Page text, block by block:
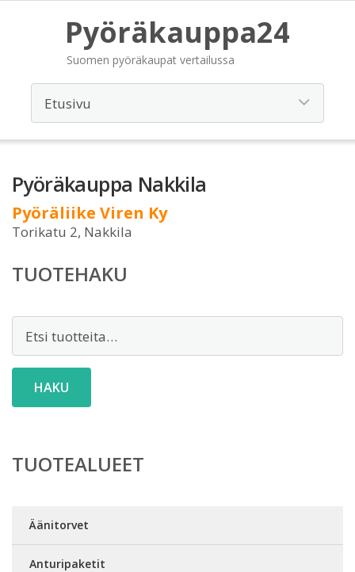
Pyöräkauppa24
Suomen pyöräkaupat vertailussa
Pyöräkauppa Nakkila
Pyöräliike Viren Ky
Torikatu 2, Nakkila
TUOTEHAKU
HAKU
TUOTEALUEET
Äänitorvet
Anturipaketit